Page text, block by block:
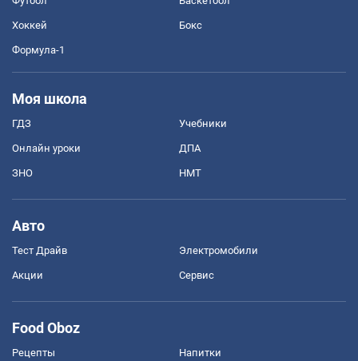
Хоккей Бокс
Формула-1
Моя школа
ГДЗ Учебники
Онлайн уроки ДПА
ЗНО НМТ
Авто
Тест Драйв Электромобили
Акции Сервис
Food Oboz
Рецепты Напитки